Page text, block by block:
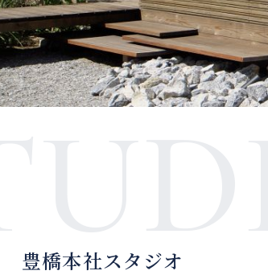
豊橋本社スタジオ